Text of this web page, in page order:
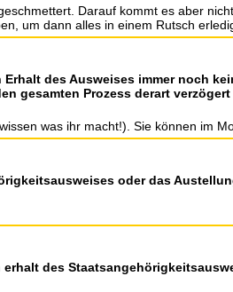
Darauf kommt es aber
um dann alles in einem Rutsch
des Ausweises immer noch
gesamten Prozess derart
was ihr macht!). Sie können im
oder das
des